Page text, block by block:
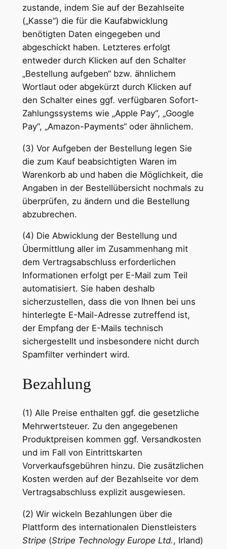
zustande, indem Sie auf der Bezahlseite
(„Kasse“) die für die Kaufabwicklung
benötigten Daten eingegeben und
abgeschickt haben. Letzteres erfolgt
entweder durch Klicken auf den Schalter
„Bestellung aufgeben“ bzw. ähnlichem
Wortlaut oder abgekürzt durch Klicken auf
den Schalter eines ggf. verfügbaren Sofort-
Zahlungssystems wie „Apple Pay“, „Google
Pay“, „Amazon-Payments“ oder ähnlichem.
(3) Vor Aufgeben der Bestellung legen Sie
die zum Kauf beabsichtigten Waren im
Warenkorb ab und haben die Möglichkeit, die
Angaben in der Bestellübersicht nochmals zu
überprüfen, zu ändern und die Bestellung
abzubrechen.
(4) Die Abwicklung der Bestellung und
Übermittlung aller im Zusammenhang mit
dem Vertragsabschluss erforderlichen
Informationen erfolgt per E-Mail zum Teil
automatisiert. Sie haben deshalb
sicherzustellen, dass die von Ihnen bei uns
hinterlegte E-Mail-Adresse zutreffend ist,
der Empfang der E-Mails technisch
sichergestellt und insbesondere nicht durch
Spamfilter verhindert wird.
Bezahlung
(1) Alle Preise enthalten ggf. die gesetzliche
Mehrwertsteuer. Zu den angegebenen
Produktpreisen kommen ggf. Versandkosten
und im Fall von Eintrittskarten
Vorverkaufsgebühren hinzu. Die zusätzlichen
Kosten werden auf der Bezahlseite vor dem
Vertragsabschluss explizit ausgewiesen.
(2) Wir wickeln Bezahlungen über die
Plattform des internationalen Dienstleisters
Stripe (Stripe Technology Europe Ltd., Irland)